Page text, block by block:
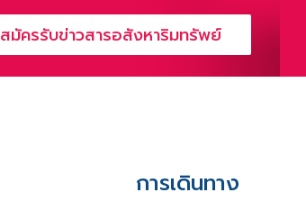
สมัครรับข่าวสารอสังหาริมทรัพย์
การเดินทาง